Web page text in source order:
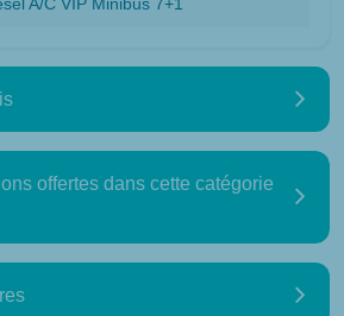
offertes dans cette catégorie